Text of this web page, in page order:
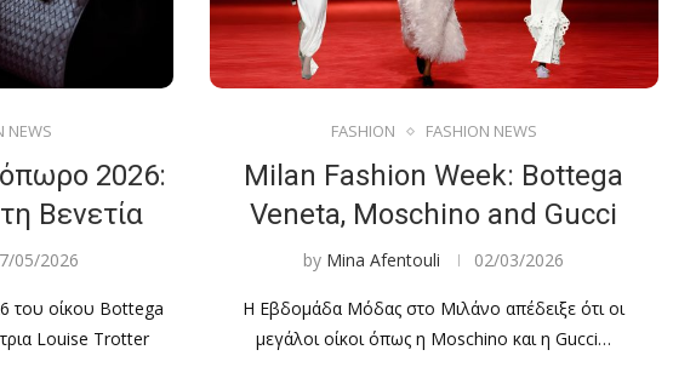
NEWS
2026:
Βενετία
05/2026
του οίκου Bottega
Louise Trotter
FASHION FASHION NEWS
Milan Fashion Week: Bottega
Veneta, Moschino and Gucci
by Mina Afentouli 02/03/2026
Η Εβδομάδα Μόδας στο Μιλάνο απέδειξε ότι οι
μεγάλοι οίκοι όπως η Moschino και η Gucci…